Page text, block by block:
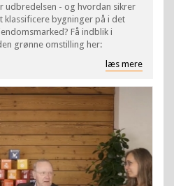
udbredelsen - og hvordan sikrer
klassificere bygninger på i det
Få indblik i
grønne omstilling her:
læs mere